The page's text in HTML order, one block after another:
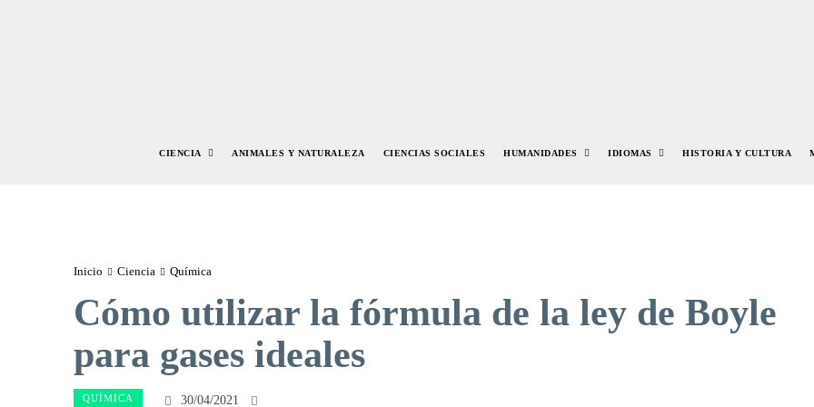
CIENCIA ANIMALES Y NATURALEZA CIENCIAS SOCIALES HUMANIDADES IDIOMAS HISTORIA Y CULTURA
Inicio Ciencia Química
Cómo utilizar la fórmula de la ley de Boyle
para gases ideales
QUÍMICA 30/04/2021